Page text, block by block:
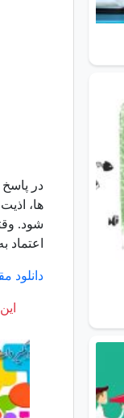
در پاسخ
ها،
شود.
دانلود